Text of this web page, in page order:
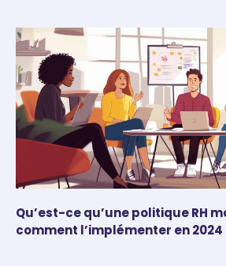
Qu’est-ce qu’une politique RH
comment l’implémenter en 2024